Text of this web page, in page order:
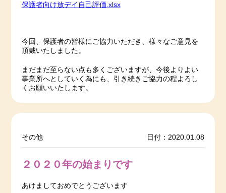
保護者向け放デイ自己評価.xlsx
今回、保護者の皆様にご協力いただき、様々なご意見を
頂戴いたしました。
まだまだ至らない点も多くございますが、今後よりよい
事業所へとしていく為にも、引き続きご協力の程よろし
くお願いいたします。
その他 日付：2020.01.08
２０２０年の始まりです
あけましておめでとうございます